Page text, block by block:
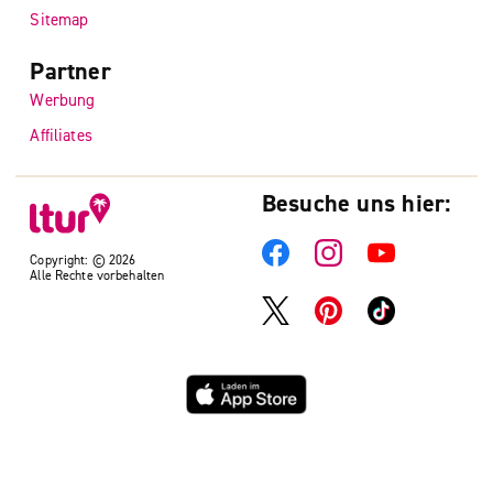
Copyright: © 2026
Alle Rechte vorbehalten
Sitemap
Partner
Werbung
Affiliates
Besuche uns hier: